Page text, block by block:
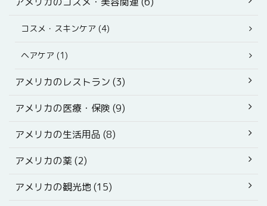
コスメ・スキンケア (4)
ヘアケア (1)
アメリカのレストラン (3)
アメリカの医療・保険 (9)
アメリカの生活用品 (8)
アメリカの薬 (2)
アメリカの観光地 (15)